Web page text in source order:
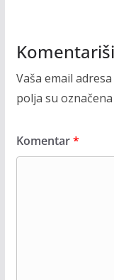
Komentariši
Vaša email
polja su označena
Komentar*